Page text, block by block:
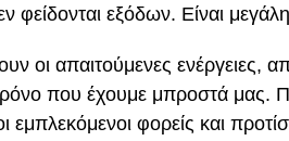
εξόδων. Είναι
οι απαιτούμενες ενέργειες,
που έχουμε μπροστά μας.
φορείς και